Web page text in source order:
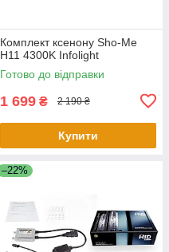
Комплект ксенону Sho-Me
H11 4300K Infolight
Готово до відправки
1 699 ₴ 2 190 ₴
Купити
–22%